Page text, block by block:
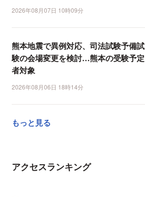
2026年08月07日 10時09分
熊本地震で異例対応、司法試験予備試
験の会場変更を検討…熊本の受験予定
者対象
2026年08月06日 18時14分
もっと見る
アクセスランキング